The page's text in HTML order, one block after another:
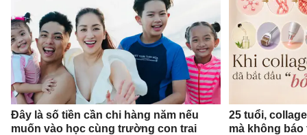
Đây là số tiền cần chi hàng năm nếu
muốn vào học cùng trường con trai
25 tuổi,
mà không